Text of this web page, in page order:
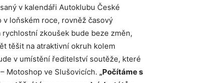
v kalendáři Autoklubu České
loňském roce, rovněž časový
zkoušek bude beze změn,
těšit na atraktivní okruh kolem
v umístění ředitelství soutěže, které
Motoshop ve Slušovicích. „Počítáme s